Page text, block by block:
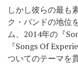
しかし彼らの最も
ク・バンドの地位
ム、2014年の『
『Songs Of
ついてのテーマを